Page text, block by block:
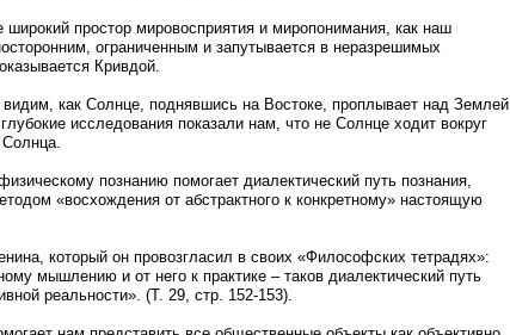
простор мировосприятия и миропонимания, как наш
ограниченным и запутывается в неразрешимых
Кривдой.
как Солнце, поднявшись на Востоке, проплывает над Землей
исследования показали нам, что не Солнце ходит вокруг
познанию помогает диалектический путь познания,
«восхождения от абстрактного к конкретному» настоящую
который он провозгласил в своих «Философских тетрадях»:
мышлению и от него к практике – таков диалектический путь
реальности». (Т. 29, стр. 152-153).